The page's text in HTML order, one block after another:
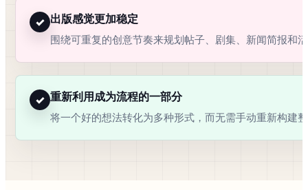
✓ 出版感觉更加稳定
围绕可重复的创意节奏来规划帖子、剧集、新闻简报和
✓ 重新利用成为流程的一部分
将一个好的想法转化为多种形式，而无需手动重新构建